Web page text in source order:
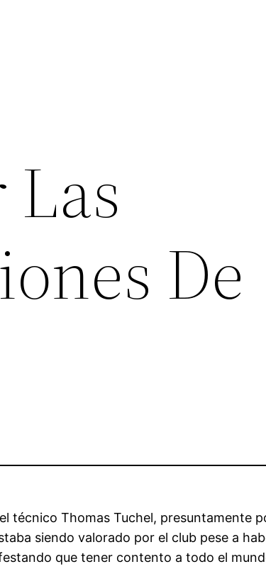
De
técnico Thomas Tuchel, presuntamente
siendo valorado por el club pese a
que tener contento a todo el